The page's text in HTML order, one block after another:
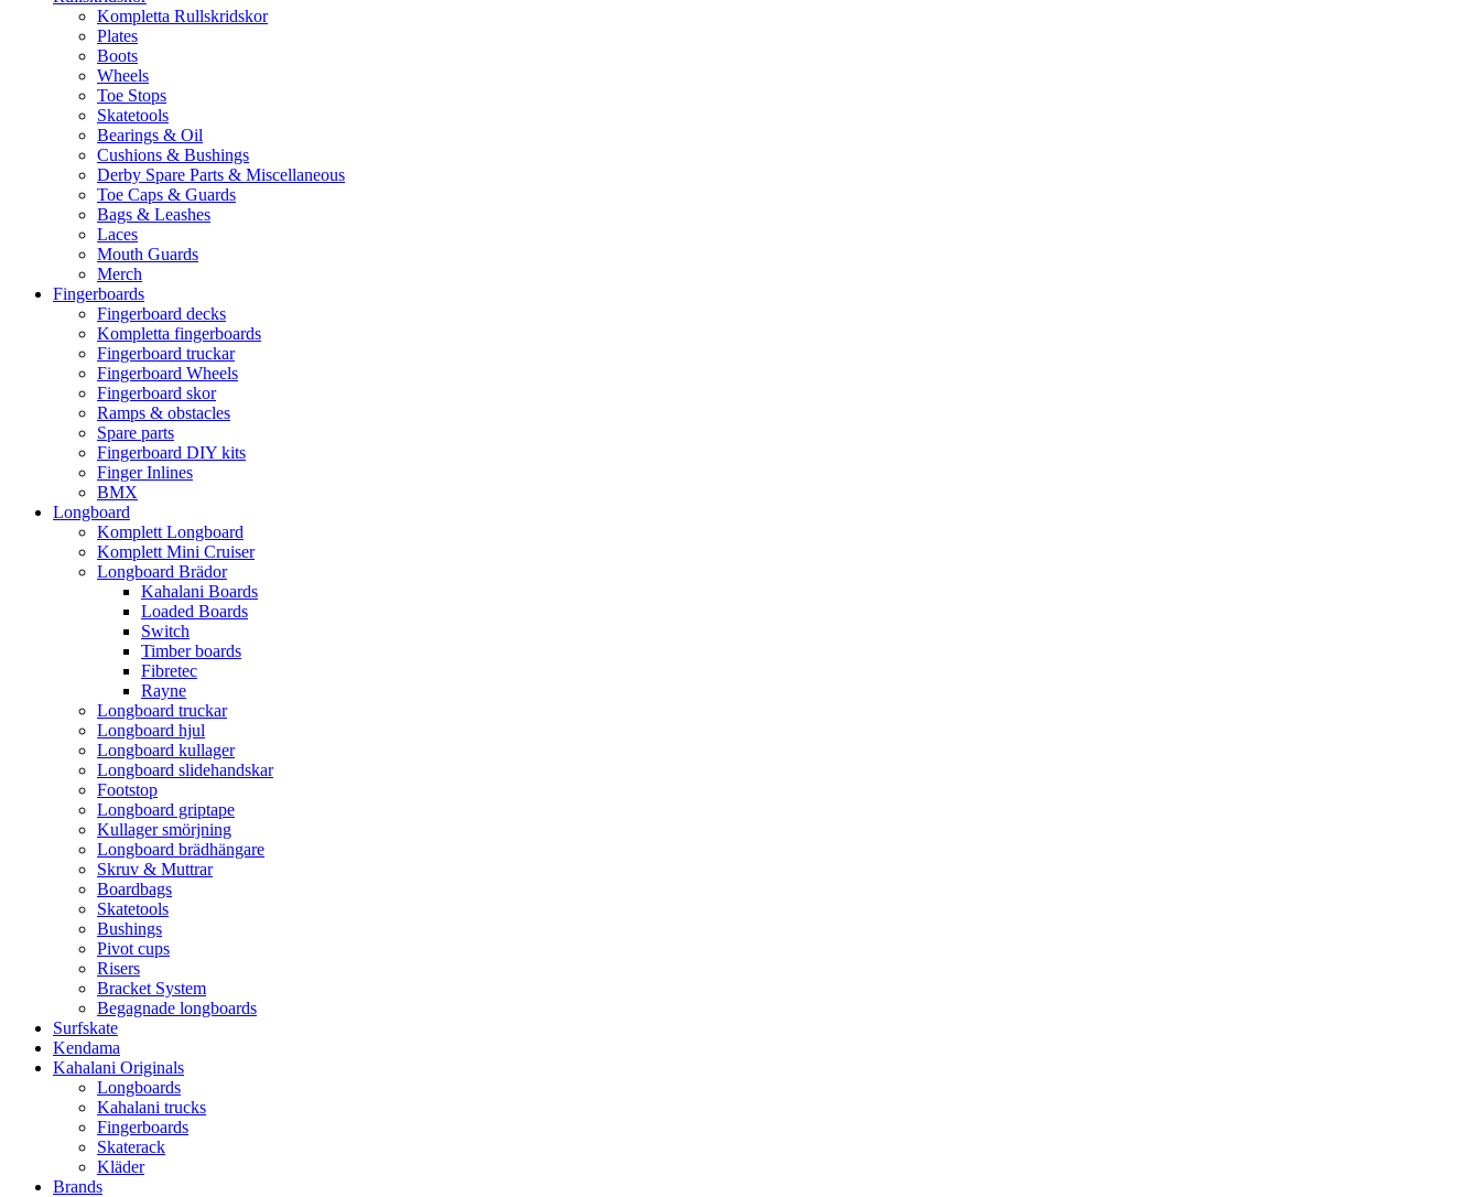
Kompletta Rullskridskor
Plates
Boots
Wheels
Toe Stops
Skatetools
Bearings & Oil
Cushions & Bushings
Derby Spare Parts & Miscellaneous
Toe Caps & Guards
Bags & Leashes
Laces
Mouth Guards
Merch
Fingerboards
Fingerboard decks
Kompletta fingerboards
Fingerboard truckar
Fingerboard Wheels
Fingerboard skor
Ramps & obstacles
Spare parts
Fingerboard DIY kits
Finger Inlines
BMX
Longboard
Komplett Longboard
Komplett Mini Cruiser
Longboard Brädor
Kahalani Boards
Loaded Boards
Switch
Timber boards
Fibretec
Rayne
Longboard truckar
Longboard hjul
Longboard kullager
Longboard slidehandskar
Footstop
Longboard griptape
Kullager smörjning
Longboard brädhängare
Skruv & Muttrar
Boardbags
Skatetools
Bushings
Pivot cups
Risers
Bracket System
Begagnade longboards
Surfskate
Kendama
Kahalani Originals
Longboards
Kahalani trucks
Fingerboards
Skaterack
Kläder
Brands